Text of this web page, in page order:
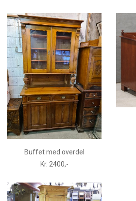
Buffet med overdel
Kr. 2400,-